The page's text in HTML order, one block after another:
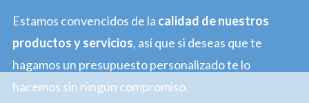
Estamos convencidos de la calidad de nuestros
productos y servicios, así que si deseas que te
hagamos un presupuesto personalizado te lo
hacemos sin ningún compromiso.